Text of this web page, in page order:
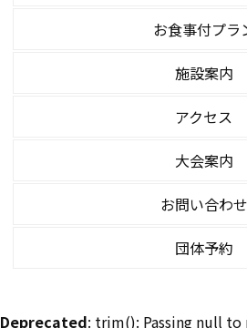
お食事付プラ
施設案内
アクセス
大会案内
お問い合わせ
団体予約
Deprecated: trim(): Passing null